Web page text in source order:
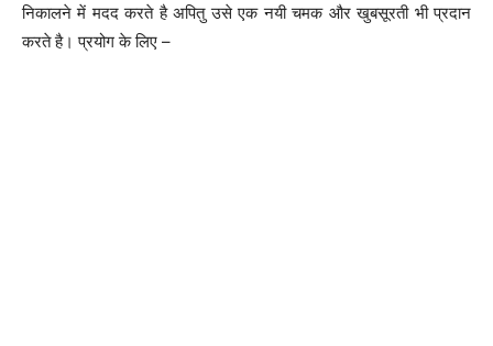
निकालने में मदद करते है अपितु उसे एक नयी चमक और खुबसूरती भी प्रदान
करते है। प्रयोग के लिए –